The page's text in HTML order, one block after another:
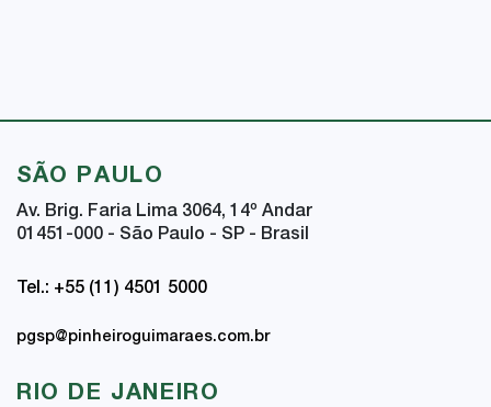
SÃO PAULO
Av. Brig. Faria Lima 3064, 14º Andar
01451-000 - São Paulo - SP - Brasil
Tel.: +55 (11) 4501 5000
pgsp@pinheiroguimaraes.com.br
RIO DE JANEIRO